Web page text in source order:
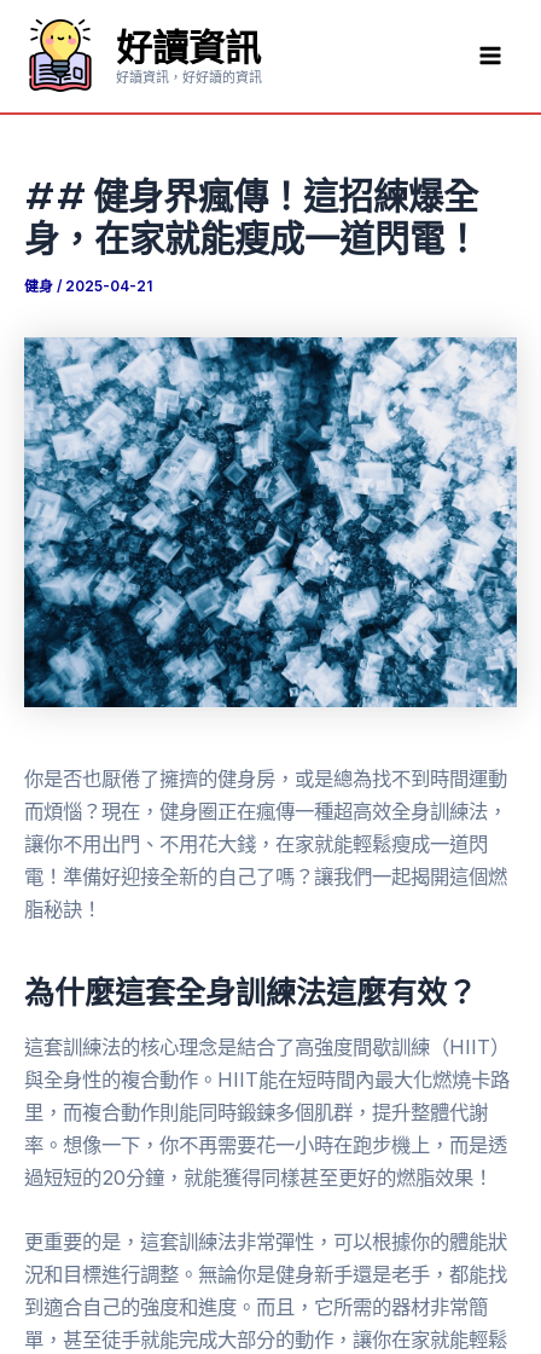
要
好讀資訊
好讀資訊，好好讀的資訊
## 健身界瘋傳！這招練爆全
身，在家就能瘦成一道閃電！
健身 / 2025-04-21
你是否也厭倦了擁擠的健身房，或是總為找不到時間運動
而煩惱？現在，健身圈正在瘋傳一種超高效全身訓練法，
讓你不用出門、不用花大錢，在家就能輕鬆瘦成一道閃
電！準備好迎接全新的自己了嗎？讓我們一起揭開這個燃
脂秘訣！
為什麼這套全身訓練法這麼有效？
這套訓練法的核心理念是結合了高強度間歇訓練（HIIT）
與全身性的複合動作。HIIT能在短時間內最大化燃燒卡路
里，而複合動作則能同時鍛鍊多個肌群，提升整體代謝
率。想像一下，你不再需要花一小時在跑步機上，而是透
過短短的20分鐘，就能獲得同樣甚至更好的燃脂效果！
更重要的是，這套訓練法非常彈性，可以根據你的體能狀
況和目標進行調整。無論你是健身新手還是老手，都能找
到適合自己的強度和進度。而且，它所需的器材非常簡
單，甚至徒手就能完成大部分的動作，讓你在家就能輕鬆